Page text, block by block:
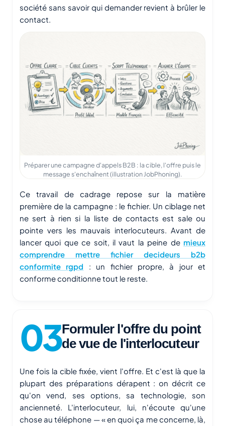
société sans savoir qui demander revient à brûler le
contact.
Préparer une campagne d'appels B2B : la cible, l'offre puis le
message s'enchaînent (illustration JobPhoning).
Ce travail de cadrage repose sur la matière
première de la campagne : le fichier. Un ciblage net
ne sert à rien si la liste de contacts est sale ou
pointe vers les mauvais interlocuteurs. Avant de
lancer quoi que ce soit, il vaut la peine de mieux
comprendre mettre fichier decideurs b2b
conformite rgpd : un fichier propre, à jour et
conforme conditionne tout le reste.
Formuler l'offre du point
de vue de l'interlocuteur
Une fois la cible fixée, vient l'offre. Et c'est là que la
plupart des préparations dérapent : on décrit ce
qu'on vend, ses options, sa technologie, son
ancienneté. L'interlocuteur, lui, n'écoute qu'une
chose au téléphone — « en quoi ça me concerne, là,